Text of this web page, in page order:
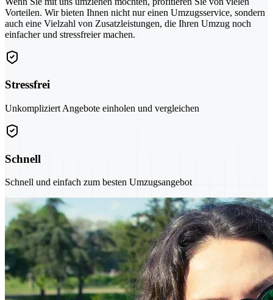
Vorteilen. Wir bieten Ihnen nicht nur einen Umzugsservice, sondern
auch eine Vielzahl von Zusatzleistungen, die Ihren Umzug noch
einfacher und stressfreier machen.
Stressfrei
Unkompliziert Angebote einholen und vergleichen
Schnell
Schnell und einfach zum besten Umzugsangebot